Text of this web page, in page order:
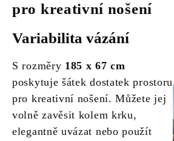
pro kreativní nošení
Variabilita vázání
S rozměry 185 x 67 cm
poskytuje šátek dostatek prostoru
pro kreativní nošení. Můžete jej
volně zavěsit kolem krku,
elegantně uvázat nebo použít